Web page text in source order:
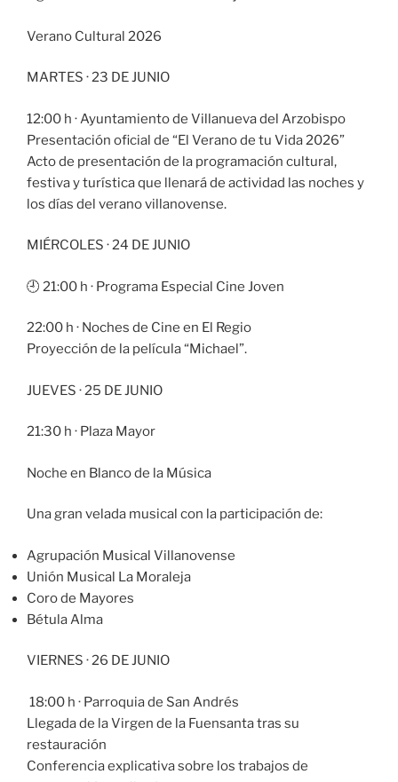
Verano Cultural 2026
MARTES · 23 DE JUNIO
12:00 h · Ayuntamiento de Villanueva del Arzobispo
Presentación oficial de “El Verano de tu Vida 2026”
Acto de presentación de la programación cultural,
festiva y turística que llenará de actividad las noches y
los días del verano villanovense.
MIÉRCOLES · 24 DE JUNIO
🕘 21:00 h · Programa Especial Cine Joven
22:00 h · Noches de Cine en El Regio
Proyección de la película “Michael”.
JUEVES · 25 DE JUNIO
21:30 h · Plaza Mayor
Noche en Blanco de la Música
Una gran velada musical con la participación de:
Agrupación Musical Villanovense
Unión Musical La Moraleja
Coro de Mayores
Bétula Alma
VIERNES · 26 DE JUNIO
18:00 h · Parroquia de San Andrés
Llegada de la Virgen de la Fuensanta tras su
restauración
Conferencia explicativa sobre los trabajos de